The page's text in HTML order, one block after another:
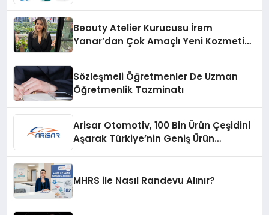
Beauty Atelier Kurucusu İrem
Yanar’dan Çok Amaçlı Yeni Kozmetik
Sözleşmeli Öğretmenler De Uzman
Öğretmenlik Tazminatı
Arisar Otomotiv, 100 Bin Ürün Çeşidini
Aşarak Türkiye’nin Geniş Ürün
MHRS ile Nasıl Randevu Alınır?